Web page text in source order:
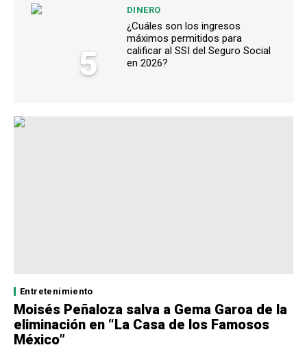
5
DINERO
¿Cuáles son los ingresos
máximos permitidos para
calificar al SSI del Seguro Social
en 2026?
Entretenimiento
Moisés Peñaloza salva a Gema Garoa de la
eliminación en “La Casa de los Famosos
México”